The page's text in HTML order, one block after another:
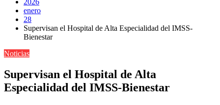
2026
enero
28
Supervisan el Hospital de Alta Especialidad del IMSS-
Bienestar
Noticias
Supervisan el Hospital de Alta
Especialidad del IMSS-Bienestar